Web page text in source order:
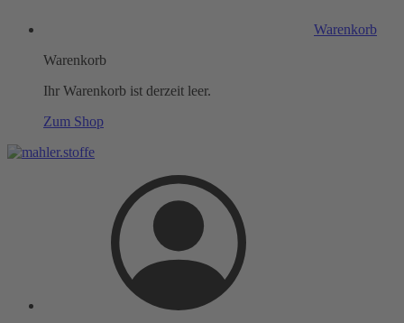
Warenkorb
Warenkorb
Ihr Warenkorb ist derzeit leer.
Zum Shop